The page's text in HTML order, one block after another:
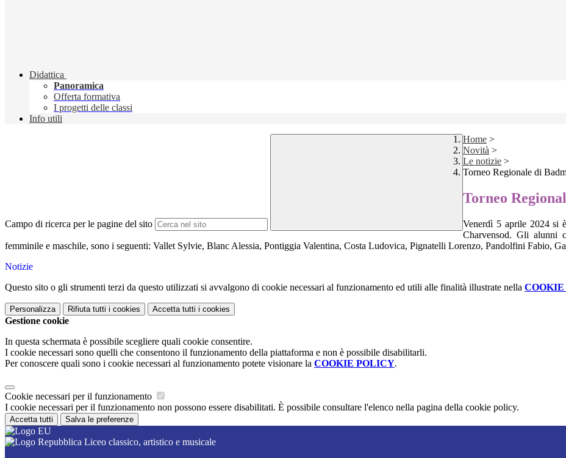
Didattica
Panoramica
Offerta formativa
I progetti delle classi
Info utili
Campo di ricerca per le pagine del sito
Home >
Novità >
Le notizie >
Torneo Regionale di
Torneo
Venerdì 5 aprile 2024 si
Charvensod. Gli alunni
femminile e maschile, sono i seguenti: Vallet Sylvie, Blanc Alessia, Pontiggia Valentina, Costa Ludovica, Pignatelli Lorenzo, Pandolfini Fabio,
Notizie
Questo sito o gli strumenti terzi da questo utilizzati si avvalgono di cookie necessari al funzionamento ed utili alle finalità illustrate nella
Personalizza Rifiuta tutti i cookies Accetta tutti i cookies
Gestione cookie
In questa schermata è possibile scegliere quali cookie consentire.
I cookie necessari sono quelli che consentono il funzionamento della piattaforma e non è possibile disabilitarli.
Per conoscere quali sono i cookie necessari al funzionamento potete visionare la COOKIE POLICY.
Cookie necessari per il funzionamento
I cookie necessari per il funzionamento non possono essere disabilitati. È possibile consultare l'elenco nella pagina della cookie policy.
Accetta tutti Salva le preferenze
Liceo classico, artistico e musicale